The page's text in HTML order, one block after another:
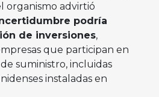
organismo advirtió
podría
de inversiones,
que participan en
suministro, incluidas
instaladas en